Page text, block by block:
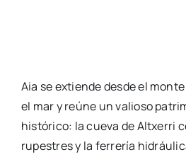
Aia se extiende desde el
el mar y reúne un valioso
histórico: la cueva de Altxerri
rupestres y la ferrería